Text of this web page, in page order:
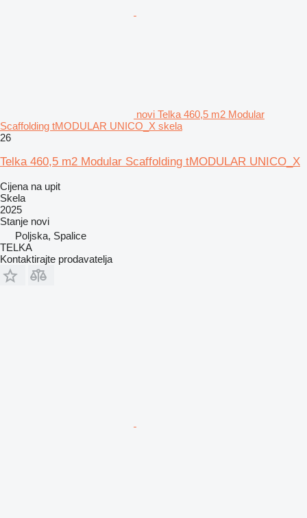
novi Telka 460,5 m2 Modular
Scaffolding tMODULAR UNICO_X skela
26
Telka 460,5 m2 Modular Scaffolding tMODULAR UNICO_X
Cijena na upit
Skela
2025
Stanje novi
Poljska, Spalice
TELKA
Kontaktirajte prodavatelja